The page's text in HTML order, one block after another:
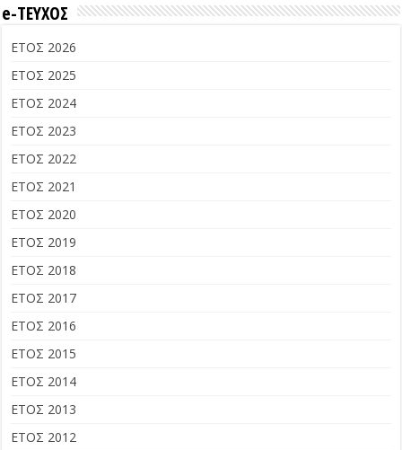
e-ΤΕΥΧΟΣ
ΕΤΟΣ 2026
ΕΤΟΣ 2025
ΕΤΟΣ 2024
ΕΤΟΣ 2023
ΕΤΟΣ 2022
ΕΤΟΣ 2021
ΕΤΟΣ 2020
ΕΤΟΣ 2019
ΕΤΟΣ 2018
ΕΤΟΣ 2017
ΕΤΟΣ 2016
ΕΤΟΣ 2015
ΕΤΟΣ 2014
ΕΤΟΣ 2013
ΕΤΟΣ 2012